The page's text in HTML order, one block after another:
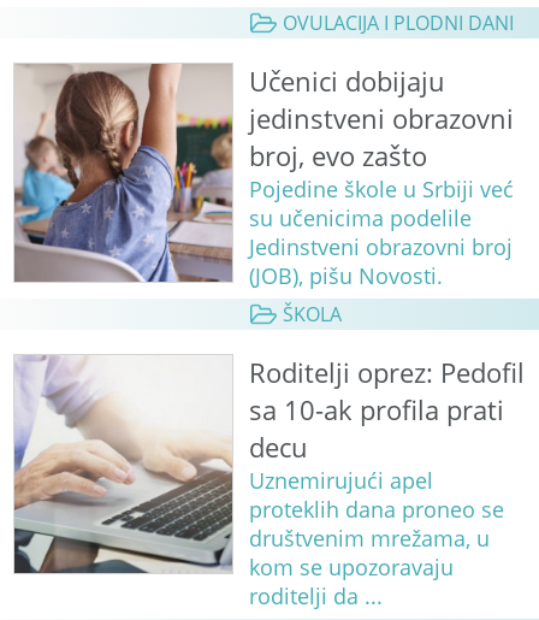
OVULACIJA I PLODNI DANI
Učenici dobijaju
jedinstveni obrazovni
broj, evo zašto
Pojedine škole u Srbiji već
su učenicima podelile
Jedinstveni obrazovni broj
(JOB), pišu Novosti.
ŠKOLA
Roditelji oprez: Pedofil
sa 10-ak profila prati
decu
Uznemirujući apel
proteklih dana proneo se
društvenim mrežama, u
kom se upozoravaju
roditelji da ...